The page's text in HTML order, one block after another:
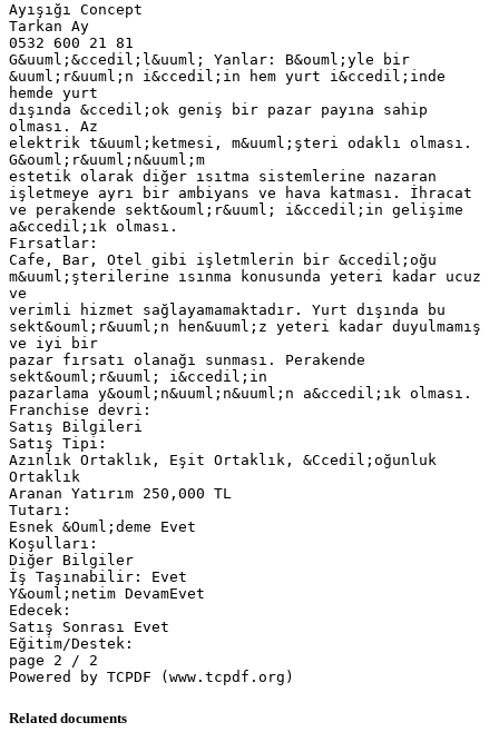
Ayışığı Concept
Tarkan Ay
0532 600 21 81
G&uuml;&ccedil;l&uuml; Yanlar: B&ouml;yle bir
&uuml;r&uuml;n i&ccedil;in hem yurt i&ccedil;inde
hemde yurt
dışında &ccedil;ok geniş bir pazar payına sahip
olması. Az
elektrik t&uuml;ketmesi, m&uuml;şteri odaklı olması.
G&ouml;r&uuml;n&uuml;m
estetik olarak diğer ısıtma sistemlerine nazaran
işletmeye ayrı bir ambiyans ve hava katması. İhracat
ve perakende sekt&ouml;r&uuml; i&ccedil;in gelişime
a&ccedil;ık olması.
Fırsatlar:
Cafe, Bar, Otel gibi işletmlerin bir &ccedil;oğu
m&uuml;şterilerine ısınma konusunda yeteri kadar ucuz
ve
verimli hizmet sağlayamamaktadır. Yurt dışında bu
sekt&ouml;r&uuml;n hen&uuml;z yeteri kadar duyulmamış
ve iyi bir
pazar fırsatı olanağı sunması. Perakende
sekt&ouml;r&uuml; i&ccedil;in
pazarlama y&ouml;n&uuml;n&uuml;n a&ccedil;ık olması.
Franchise devri:
Satış Bilgileri
Satış Tipi:
Azınlık Ortaklık, Eşit Ortaklık, &Ccedil;oğunluk
Ortaklık
Aranan Yatırım 250,000 TL
Tutarı:
Esnek &Ouml;deme Evet
Koşulları:
Diğer Bilgiler
İş Taşınabilir: Evet
Y&ouml;netim DevamEvet
Edecek:
Satış Sonrası Evet
Eğitim/Destek:
page 2 / 2
Related documents